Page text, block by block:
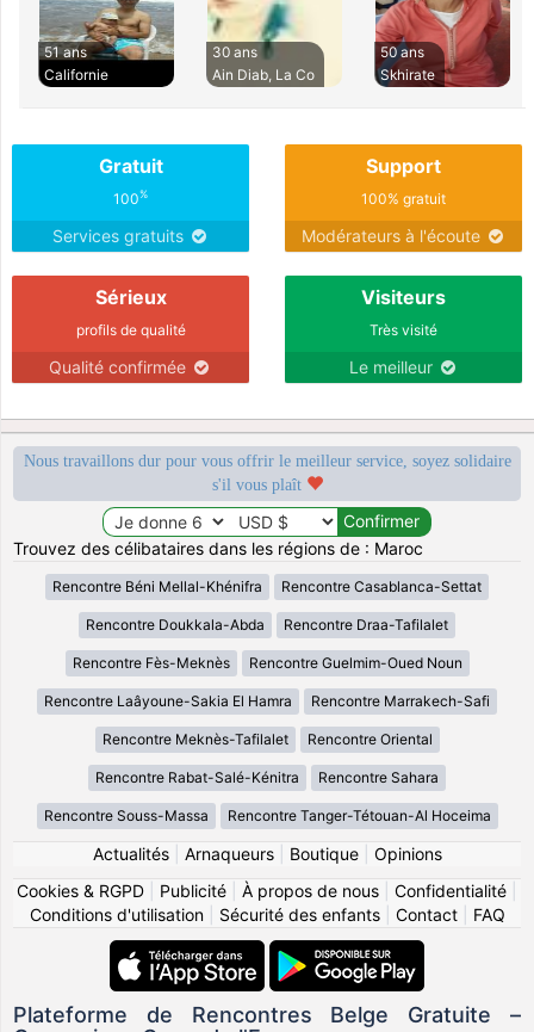
51 ans
Californie
30 ans
Ain Diab, La Co
50 ans
Skhirate
Gratuit
100%
Services gratuits
Support
100% gratuit
Modérateurs à l'écoute
Sérieux
profils de qualité
Qualité confirmée
Visiteurs
Très visité
Le meilleur
Nous travaillons dur pour vous offrir le meilleur service, soyez solidaire
s'il vous plaît
Trouvez des célibataires dans les régions de : Maroc
Rencontre Béni Mellal-Khénifra Rencontre Casablanca-Settat
Rencontre Doukkala-Abda Rencontre Draa-Tafilalet
Rencontre Fès-Meknès Rencontre Guelmim-Oued Noun
Rencontre Laâyoune-Sakia El Hamra Rencontre Marrakech-Safi
Rencontre Meknès-Tafilalet Rencontre Oriental
Rencontre Rabat-Salé-Kénitra Rencontre Sahara
Rencontre Souss-Massa Rencontre Tanger-Tétouan-Al Hoceima
Actualités| Arnaqueurs| Boutique| Opinions
Cookies & RGPD
Publicité À propos de nous Confidentialité
Conditions d'utilisation| Sécurité des enfants| Contact| FAQ
Plateforme de Rencontres Belge Gratuite –